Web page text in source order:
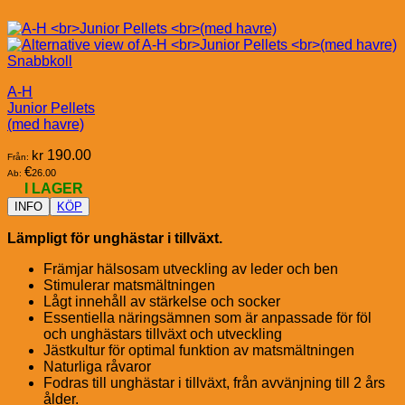
Snabbkoll
A-H
Junior Pellets
(med havre)
Från: kr 190.00
Ab: €26.00
I LAGER
INFO KÖP
Lämpligt för unghästar i tillväxt.
Främjar hälsosam utveckling av leder och ben
Stimulerar matsmältningen
Lågt innehåll av stärkelse och socker
Essentiella näringsämnen som är anpassade för föl
och unghästars tillväxt och utveckling
Jästkultur för optimal funktion av matsmältningen
Naturliga råvaror
Fodras till unghästar i tillväxt, från avvänjning till 2 års
ålder.